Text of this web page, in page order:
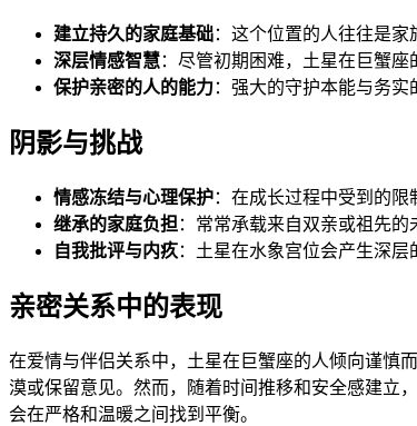
建立持久的家庭基础：这个位置的人往往是
深层情感智慧：尽管初期困难，土星在巨蟹
保护亲密的人的能力：强大的守护本能与务实
阴影与挑战
情感冻结与心理保护：在成长过程中受到的
继承的家庭负担 ：常常承载来自双亲或祖先的
自我批评与内疚：土星在水象宫位会产生深
亲密关系中的表现
在爱情与伴侣关系中，土星在巨蟹座的人倾向谨慎
漠或保留意见。然而，随着时间推移和安全感建立
会在严格和温暖之间找到平衡。